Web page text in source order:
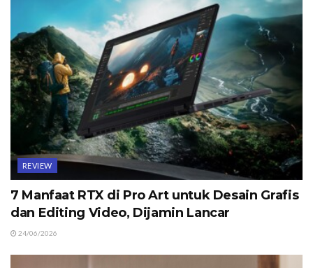
REVIEW
7 Manfaat RTX di Pro Art untuk Desain Grafis
dan Editing Video, Dijamin Lancar
24/06/2026